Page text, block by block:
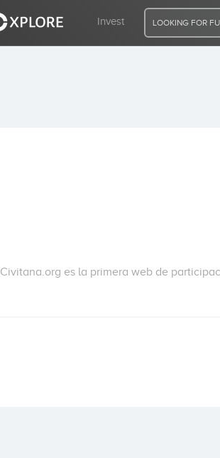
Invest LOOKING FOR
Civitana.org es la primera web de